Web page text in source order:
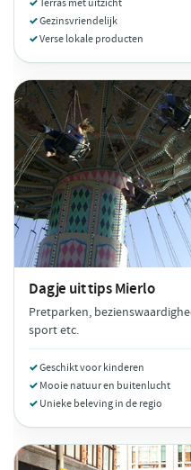
Gezinsvriendelijk
Verse lokale producten
Dagje uit tipsMierlo
Pretparken,
sport etc.
Geschikt voor kinderen
Mooie natuur en buitenlucht
Unieke beleving in de regio